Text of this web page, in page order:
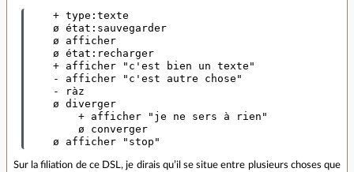
    + type:texte
    ø état:sauvegarder
    ø afficher
    ø état:recharger
    + afficher "c'est bien un texte"
    - afficher "c'est autre chose"
    - ràz
    ø diverger
        + afficher "je ne sers à rien"
        ø converger
Sur la filiation de ce DSL, je dirais qu’il se situe entre plusieurs choses que